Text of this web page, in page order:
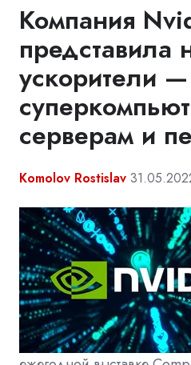
Компания
представила
ускорители —
серверам и
Komolov Rostislav